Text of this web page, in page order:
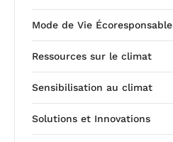
Mode de Vie Écoresponsable
Ressources sur le climat
Sensibilisation au climat
Solutions et Innovations